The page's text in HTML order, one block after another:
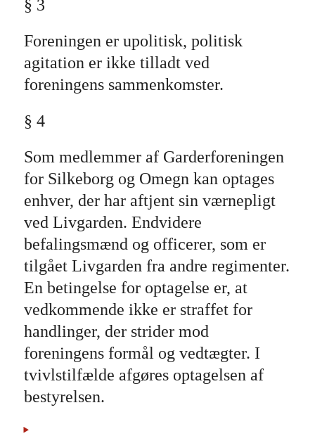
§ 3
Foreningen er upolitisk, politisk
agitation er ikke tilladt ved
foreningens sammenkomster.
§ 4
Som medlemmer af Garderforeningen
for Silkeborg og Omegn kan optages
enhver, der har aftjent sin værnepligt
ved Livgarden. Endvidere
befalingsmænd og officerer, som er
tilgået Livgarden fra andre regimenter.
En betingelse for optagelse er, at
vedkommende ikke er straffet for
handlinger, der strider mod
foreningens formål og vedtægter. I
tvivlstilfælde afgøres optagelsen af
bestyrelsen.